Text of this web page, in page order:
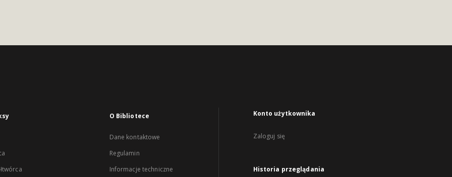
O Bibliotece
Dane kontaktowe
Regulamin
Informacje techniczne
Konto użytkownika
Zaloguj się
Historia przeglądania